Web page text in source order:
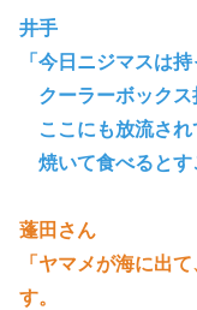
井手
「今日ニジマスは
クーラーボックス
ここにも放流され
焼いて食べるとす
蓬田さん
「ヤマメが海に出
す。